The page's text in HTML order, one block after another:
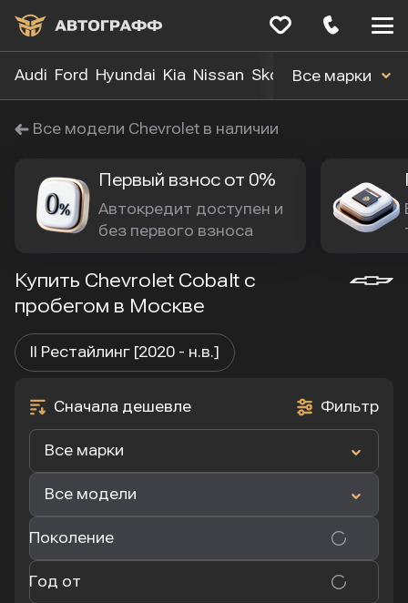
Audi Ford Hyundai Kia Nissan Skoda Toyota
Все марки
Все модели Chevrolet в наличии
Первый взнос от 0%
Автокредит доступен и
без первого взноса
Купить Chevrolet Cobalt с
пробегом в Москве
II Рестайлинг [2020 - н.в.]
Фильтр
Сначала дешевле
Все марки
Все модели
Поколение
Год от